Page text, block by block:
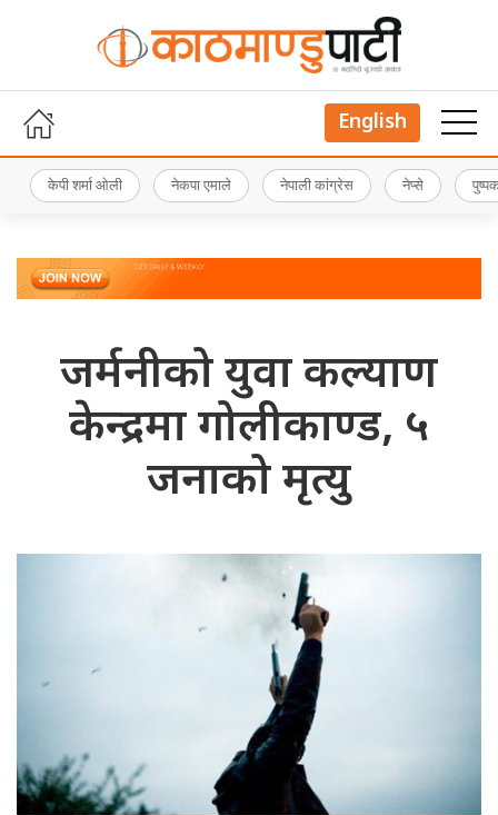
English
केपी शर्मा ओली नेकपा एमाले नेपाली कांग्रेस नेप्से
जर्मनीको युवा कल्याण
केन्द्रमा गोलीकाण्ड, ५
जनाको मृत्यु